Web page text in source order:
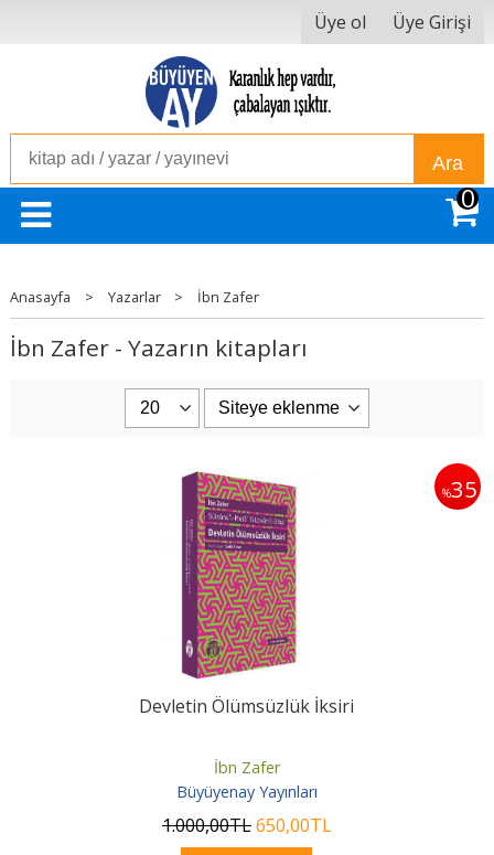
Üye ol Üye Girişi
Ara
0
Anasayfa > Yazarlar > İbn Zafer
İbn Zafer - Yazarın kitapları
%35
Devletin Ölümsüzlük İksiri
İbn Zafer
Büyüyenay Yayınları
1.000,00TL650,00TL